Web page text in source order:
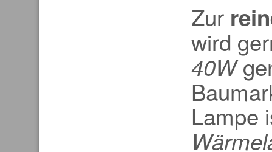
Zur
wird
40W
Lampe